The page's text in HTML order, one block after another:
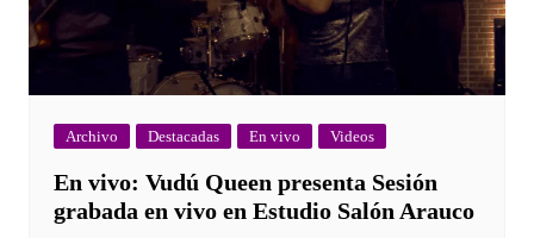
Archivo Destacadas En vivo Videos
En vivo: Vudú Queen presenta Sesión
grabada en vivo en Estudio Salón Arauco